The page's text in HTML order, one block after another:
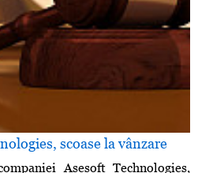
scoase la vânzare
Asesoft Technologies,